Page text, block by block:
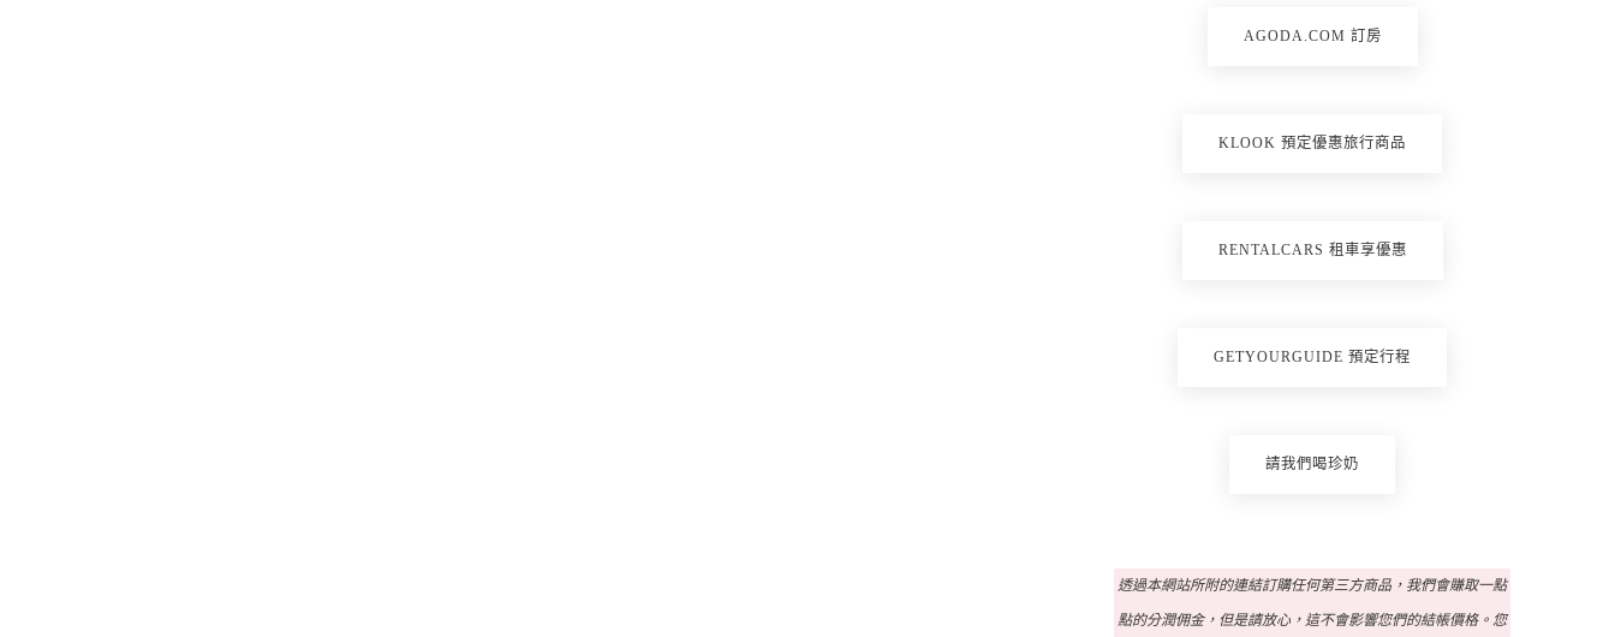
AGODA.COM 訂房
KLOOK 預定優惠旅行商品
RENTALCARS 租車享優惠
GETYOURGUIDE 預定行程
請我們喝珍奶
透過本網站所附的連結訂購任何第三方商品，我們會賺取一點
點的分潤佣金，但是請放心，這不會影響您們的結帳價格。您